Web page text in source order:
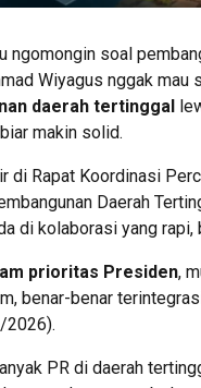
ngomongin soal
Wiyagus nggak
daerah tertinggal
makin solid.
di Rapat Koordinasi
Daerah
di kolaborasi yang
prioritas Presiden,
benar-benar
2026).
PR di daerah